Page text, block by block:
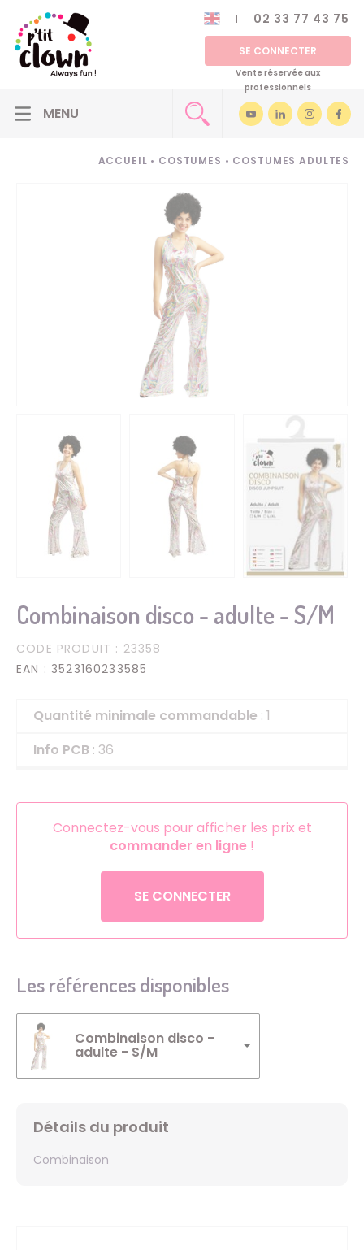
02 33 77 43 75
SE CONNECTER
Vente réservée aux
professionnels
ACCUEIL • COSTUMES • COSTUMES ADULTES
Combinaison disco - adulte - S/M
CODE PRODUIT : 23358
EAN : 3523160233585
Quantité minimale commandable : 1
Info PCB : 36
Connectez-vous pour afficher les prix et
commander en ligne !
SE CONNECTER
Les références disponibles
Combinaison disco -
adulte - S/M
Détails du produit
Combinaison